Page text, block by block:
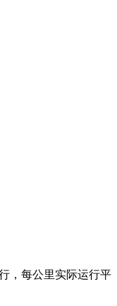
，每公里实际运行平